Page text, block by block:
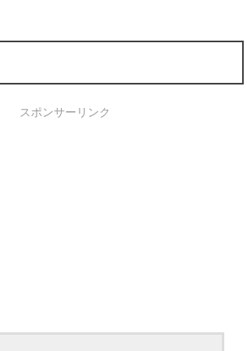
スポンサーリンク